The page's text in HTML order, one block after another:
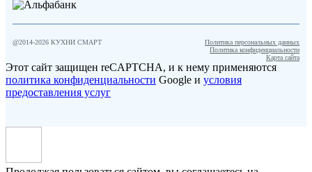
@2014-2026 КУХНИ СМАРТ
Политика персональных данных
Политика конфиденциальности
Карта сайта
Этот сайт защищен reCAPTCHA, и к нему применяются
политика конфиденциальности Google и условия
предоставления услуг